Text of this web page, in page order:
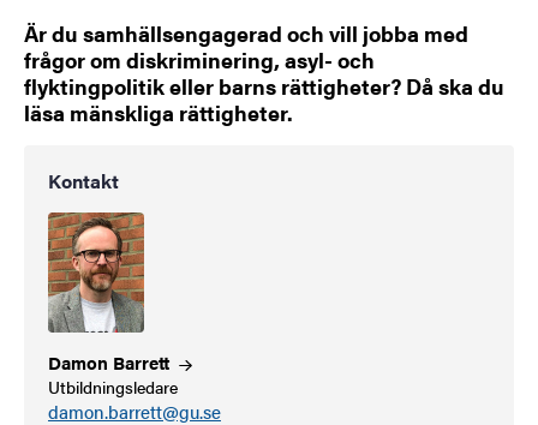
Är du samhällsengagerad och vill jobba med
frågor om diskriminering, asyl- och
flyktingpolitik eller barns rättigheter? Då ska du
läsa mänskliga rättigheter.
Kontakt
Damon Barrett
Utbildningsledare
damon.barrett@gu.se